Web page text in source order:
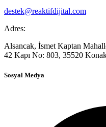
destek@reaktifdijital.com
Adres:
Alsancak, İsmet Kaptan
42 Kapı No: 803, 35520
Sosyal Medya